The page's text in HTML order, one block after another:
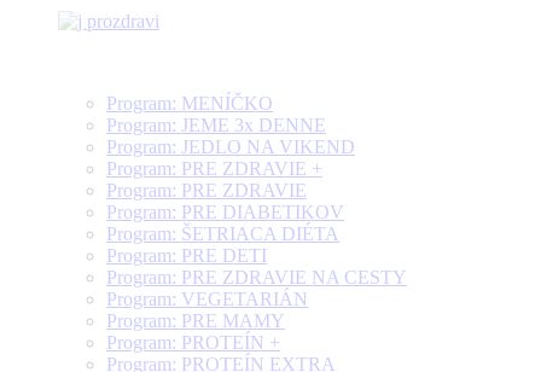
Program: MENÍČKO
Program: JEME 3x DENNE
Program: JEDLO NA VIKEND
Program: PRE ZDRAVIE +
Program: PRE ZDRAVIE
Program: PRE DIABETIKOV
Program: ŠETRIACA DIÉTA
Program: PRE DETI
Program: PRE ZDRAVIE NA CESTY
Program: VEGETARIÁN
Program: PRE MAMY
Program: PROTEÍN +
Program: PROTEÍN EXTRA